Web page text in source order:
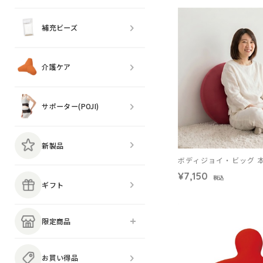
ボディジョイ・ビッグ
¥7,150 税込
補充ビーズ
介護ケア
サポーター(POJI)
新製品
ギフト
限定商品
お買い得品